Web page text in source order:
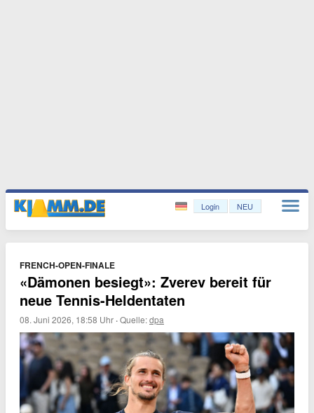
Login NEU
FRENCH-OPEN-FINALE
«Dämonen besiegt»: Zverev bereit für
neue Tennis-Heldentaten
08. Juni 2026, 18:58 Uhr ·Quelle:dpa